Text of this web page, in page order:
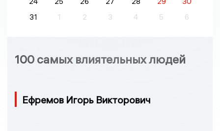
31
1 2 3 4 5 6
100 самых влиятельных людей
Ефремов Игорь Викторович